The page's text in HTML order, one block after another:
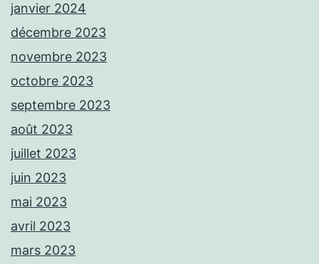
janvier 2024
décembre 2023
novembre 2023
octobre 2023
septembre 2023
août 2023
juillet 2023
juin 2023
mai 2023
avril 2023
mars 2023